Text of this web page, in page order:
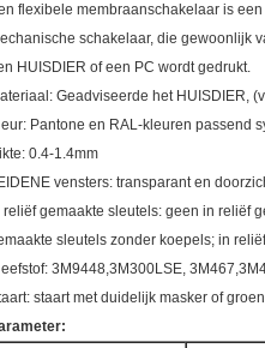
flexibele membraanschakelaar is
schakelaar, die gewoonlijk
HUISDIER of een PC wordt gedrukt.
Geadviseerde het HUISDIER,
Pantone en RAL-kleuren passend
0.4-1.4mm
vensters: transparant en
reliëf gemaakte sleutels: geen in reliëf
sleutels zonder koepels; in
3M9448,3M300LSE,
staart met duidelijk masker of